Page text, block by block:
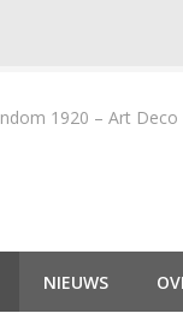
1920 – Art
NIEUWS